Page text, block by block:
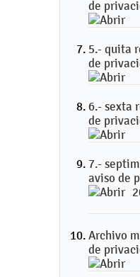
de
5.- quita
de
6.- sexta
de
7.-
aviso de
Archivo
de